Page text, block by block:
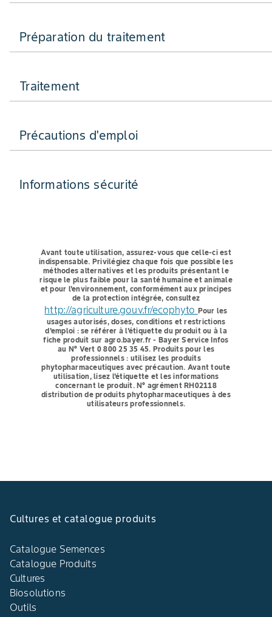
Préparation du traitement
Traitement
Précautions d'emploi
Informations sécurité
Avant toute utilisation, assurez-vous que celle-ci est
indispensable. Privilégiez chaque fois que possible les
méthodes alternatives et les produits présentant le
risque le plus faible pour la santé humaine et animale
et pour l'environnement, conformément aux principes
de la protection intégrée, consultez
http://agriculture.gouv.fr/ecophyto Pour les
usages autorisés, doses, conditions et restrictions
d'emploi : se référer à l'étiquette du produit ou à la
fiche produit sur agro.bayer.fr - Bayer Service Infos
au N° Vert 0 800 25 35 45. Produits pour les
professionnels : utilisez les produits
phytopharmaceutiques avec précaution. Avant toute
utilisation, lisez l'étiquette et les informations
concernant le produit. N° agrément RH02118
distribution de produits phytopharmaceutiques à des
utilisateurs professionnels.
Cultures et catalogue produits
Catalogue Semences
Catalogue Produits
Cultures
Biosolutions
Outils